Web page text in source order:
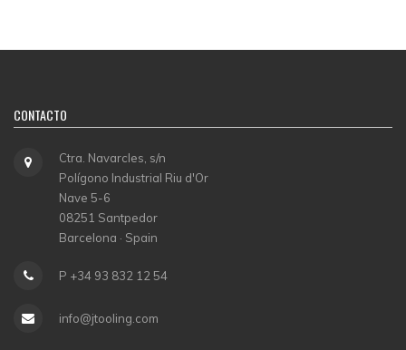
CONTACTO
Ctra. Navarcles, s/n
Polígono Industrial Riu d'Or
Nave 5-6
08251 Santpedor
Barcelona · Spain
P +34 93 832 12 54
info@jtooling.com